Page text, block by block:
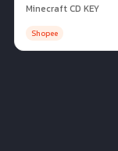
Minecraft CD KEY
Shopee